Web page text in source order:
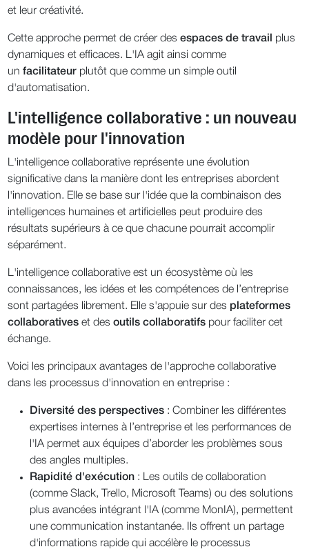
et leur créativité.
Cette approche permet de créer desespaces de travail
plus
dynamiques et efficaces. L'IA agit ainsi comme
unfacilitateur plutôt que comme un simple outil
d'automatisation.
L'intelligence collaborative : un nouveau
modèle pour l'innovation
L'intelligence collaborative représente une évolution
significative dans la manière dont les entreprises abordent
l'innovation. Elle se base sur l'idée que la combinaison des
intelligences humaines et artificielles peut produire des
résultats supérieurs à ce que chacune pourrait accomplir
séparément.
L'intelligence collaborative est un écosystème où les
connaissances, les idées et les compétences de l’entreprise
sont partagées librement. Elle s'appuie sur des plateformes
collaboratives et desoutils collaboratifs pour faciliter cet
échange.
Voici les principaux avantages de l'approche collaborative
dans les processus d'innovation en entreprise :
Diversité des perspectives : Combiner les différentes
expertises internes à l’entreprise et les performances de
l'IA permet aux équipes d’aborder les problèmes sous
des angles multiples.
Rapidité d'exécution : Les outils de collaboration
(comme Slack, Trello, Microsoft Teams) ou des solutions
plus avancées intégrant l'IA (comme MonIA), permettent
une communication instantanée. Ils offrent un partage
d'informations rapide qui accélère le processus